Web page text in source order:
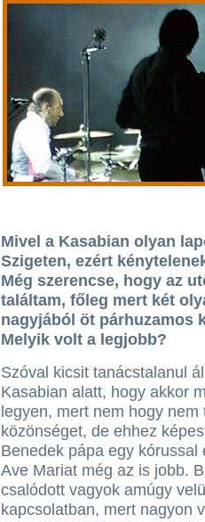
Mivel a Kasabian olyan
Szigeten, ezért
Még szerencse, hogy az
találtam, főleg mert két
nagyjából öt párhuzamos
Melyik volt a legjobb?
Szóval kicsit tanácstalanul
Kasabian alatt, hogy akkor
legyen, mert nem hogy nem
közönséget, de ehhez
Benedek pápa egy kórussal
Ave Mariat még az is jobb.
csalódott vagyok amúgy
kapcsolatban, mert nagyon